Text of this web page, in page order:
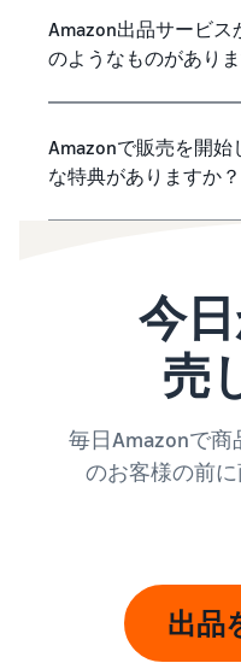
Amazon出品サービ
のようなものがあり
Amazonで販売を開始
な特典がありますか？
今
売
毎日Amazonで商
のお客様の前に
出品